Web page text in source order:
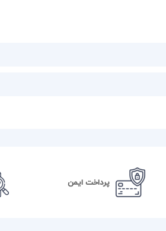
پرداخت ایمن